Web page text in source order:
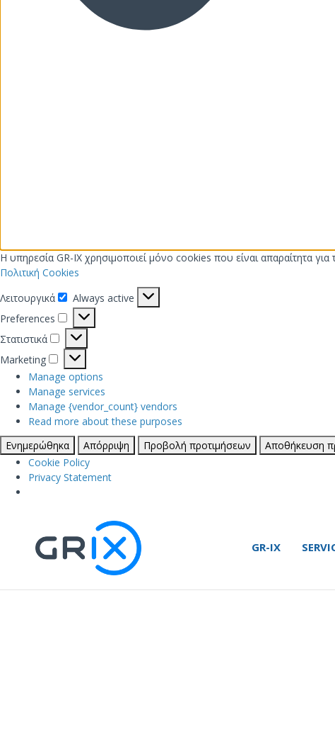
Η υπηρεσία GR-IX χρησιμοποιεί μόνο cookies που είναι απαραίτητα για
Πολιτική Cookies
Λειτουργικά
Λειτουργικά
Always active
Preferences
Preferences
Στατιστικά
Στατιστικά
Marketing
Marketing
Manage options
Manage services
Manage {vendor_count} vendors
Read more about these purposes
Ενημερώθηκα
Απόρριψη Προβολή προτιμήσεων Αποθήκευση
Cookie Policy
Privacy Statement
GR-IX